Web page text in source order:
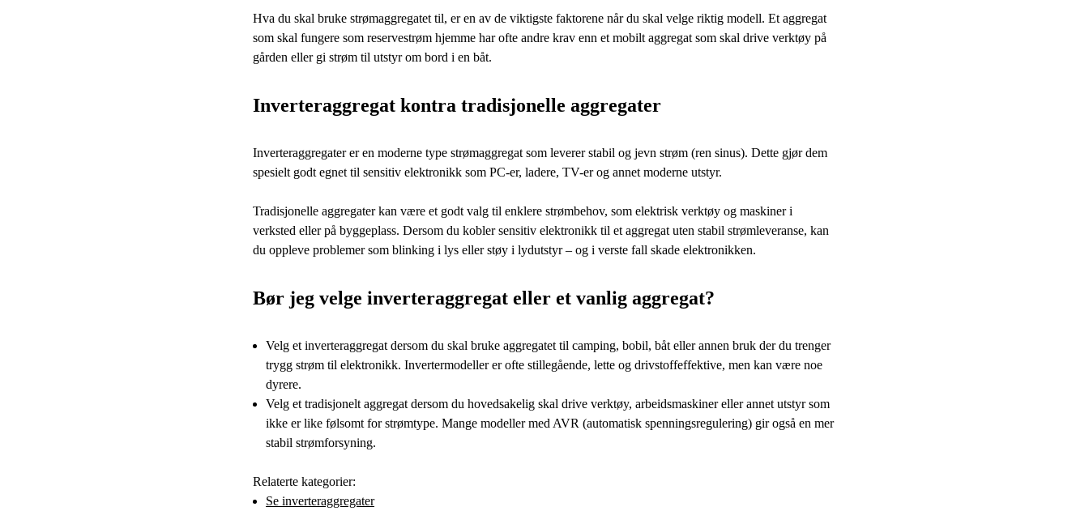
Hva du skal bruke strømaggregatet til, er en av de viktigste faktorene når du skal velge riktig modell. Et aggregat
som skal fungere som reservestrøm hjemme har ofte andre krav enn et mobilt aggregat som skal drive verktøy på
gården eller gi strøm til utstyr om bord i en båt.
Inverteraggregat kontra tradisjonelle aggregater
Inverteraggregater er en moderne type strømaggregat som leverer stabil og jevn strøm (ren sinus). Dette gjør dem
spesielt godt egnet til sensitiv elektronikk som PC-er, ladere, TV-er og annet moderne utstyr.
Tradisjonelle aggregater kan være et godt valg til enklere strømbehov, som elektrisk verktøy og maskiner i
verksted eller på byggeplass. Dersom du kobler sensitiv elektronikk til et aggregat uten stabil strømleveranse, kan
du oppleve problemer som blinking i lys eller støy i lydutstyr – og i verste fall skade elektronikken.
Bør jeg velge inverteraggregat eller et vanlig aggregat?
Velg et inverteraggregat dersom du skal bruke aggregatet til camping, bobil, båt eller annen bruk der du trenger
trygg strøm til elektronikk. Invertermodeller er ofte stillegående, lette og drivstoffeffektive, men kan være noe
dyrere.
Velg et tradisjonelt aggregat dersom du hovedsakelig skal drive verktøy, arbeidsmaskiner eller annet utstyr som
ikke er like følsomt for strømtype. Mange modeller med AVR (automatisk spenningsregulering) gir også en mer
stabil strømforsyning.
Relaterte kategorier:
Se inverteraggregater